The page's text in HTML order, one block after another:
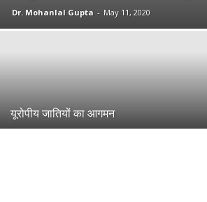
Dr. Mohanlal Gupta - May 11, 2020
यूरोपीय जातियों का आगमन